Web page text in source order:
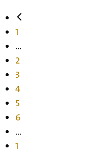
1
...
2
3
4
5
6
...
1